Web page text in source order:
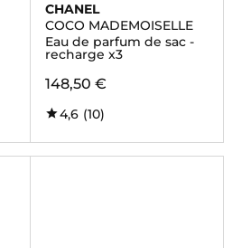
CHANEL
COCO MADEMOISELLE
Eau de parfum de sac -
recharge x3
148,50 €
4,6 (10)